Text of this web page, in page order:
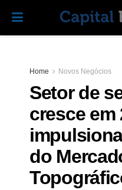
Home Novos Negócios
Setor de
cresce em
do